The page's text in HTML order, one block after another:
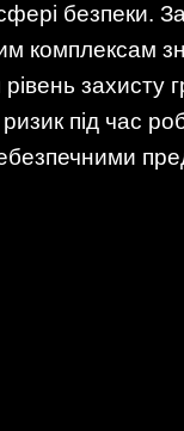
безпеки.
комплексам
рівень захисту
під час